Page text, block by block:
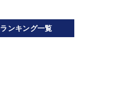
ランキング一覧